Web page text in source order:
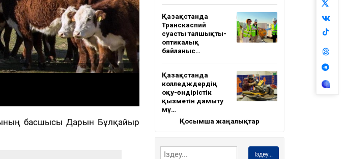
басшысы Дарын Бұлқайыр
Қазақстанда
Транскаспий
суасты талшықты-
оптикалық
байланыс…
Қазақстанда
колледждердің
оқу-өндірістік
қызметін дамыту
мү…
Қосымша жаңалықтар
Іздеу...